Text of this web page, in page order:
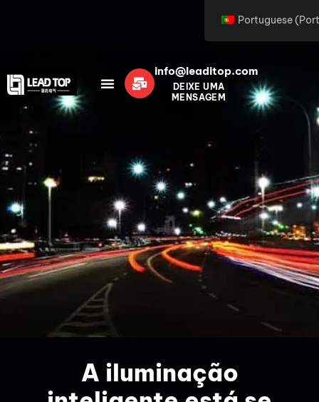
info@leaditop.com
DEIXE UMA
MENSAGEM
A iluminação
Portuguese